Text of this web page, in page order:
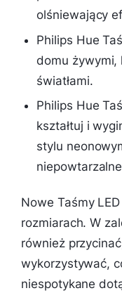
olśniewający
Philips Hue
domu żywymi,
światłami.
Philips Hue
kształtuj i
stylu
Nowe Taśmy
rozmiarach. W
również
wykorzystywać,
niespotykane